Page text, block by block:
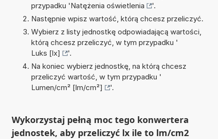
przypadku 'Natężenia oświetlenia
'.
Następnie wpisz wartość, którą chcesz przeliczyć.
Wybierz z listy jednostkę odpowiadającą wartości,
którą chcesz przeliczyć, w tym przypadku '
Luks [lx]
'.
Na koniec wybierz jednostkę, na którą chcesz
przeliczyć wartość, w tym przypadku '
Lumen/cm² [lm/cm²]
'.
Wykorzystaj pełną moc tego konwertera
jednostek, aby przeliczyć lx ile to lm/cm2